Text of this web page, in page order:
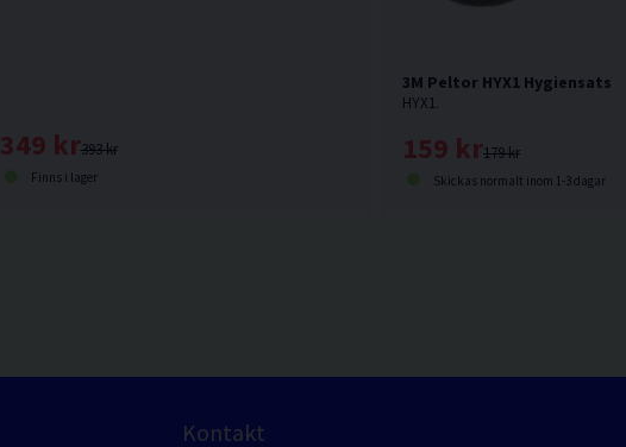
393 kr
349 kr
Finns i lager
3M Peltor HYX1 Hygiensats
HYX1.
179 kr
159 kr
Skickas normalt inom 1-3 dagar
Kontakt